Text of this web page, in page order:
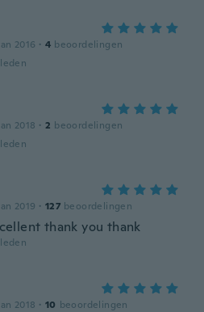
2016 · 4 beoordelingen
2018 · 2 beoordelingen
2019 · 127 beoordelingen
thank you thank
2018 · 10 beoordelingen